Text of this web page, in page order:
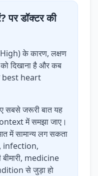
पर डॉक्टर की
के कारण, लक्षण
दिखाना है और कब
best heart
सबसे जरूरी बात यह
में समझा जाए।
में सामान्य लग सकता
infection,
medicine
से जुड़ा हो